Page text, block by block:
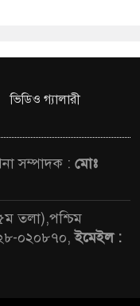
ভিডিও গ্যালারী
সম্পাদক : মোঃ
তলা),পশ্চিম
০২০৮৭০,ইমেইল :